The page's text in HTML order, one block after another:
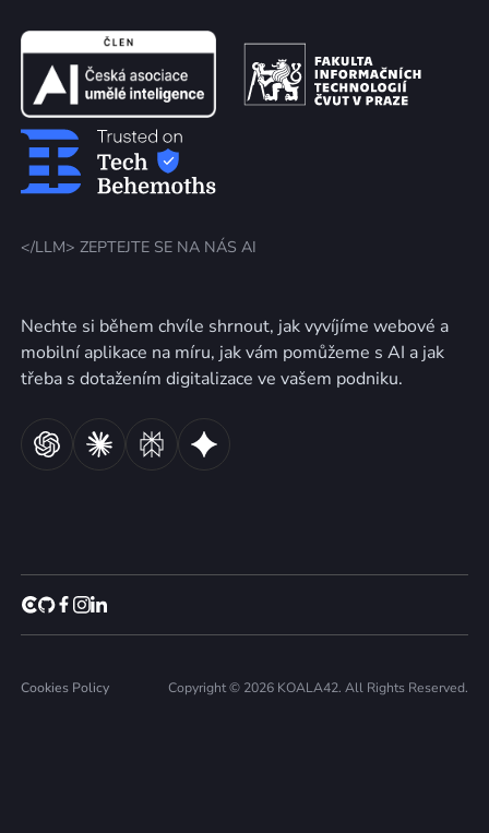
</LLM> ZEPTEJTE SE NA NÁS AI
Nechte si během chvíle shrnout, jak vyvíjíme webové a
mobilní aplikace na míru, jak vám pomůžeme s AI a jak
třeba s dotažením digitalizace ve vašem podniku.
Cookies Policy Copyright © 2026 KOALA42. All Rights Reserved.